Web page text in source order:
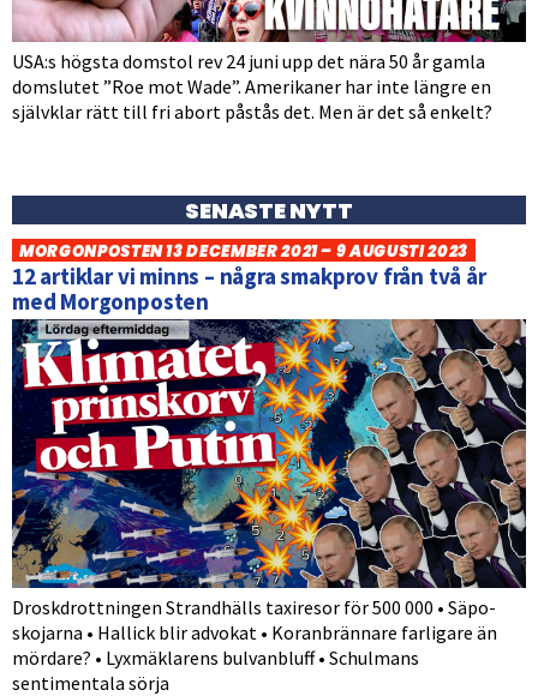
USA:s högsta domstol rev 24 juni upp det nära 50 år gamla
domslutet ”Roe mot Wade”. Amerikaner har inte längre en
självklar rätt till fri abort påstås det. Men är det så enkelt?
SENASTE NYTT
MORGONPOSTEN 13 DECEMBER 2021 – 9 AUGUSTI 2023
12 artiklar vi minns – några smakprov från två år
med Morgonposten
Droskdrottningen Strandhälls taxiresor för 500 000 • Säpo-
skojarna • Hallick blir advokat • Koranbrännare farligare än
mördare? • Lyxmäklarens bulvanbluff • Schulmans
sentimentala sörja